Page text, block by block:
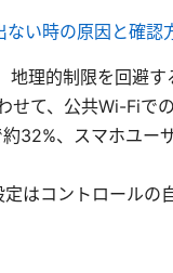
い時の原因と確認
地理的制限を回避す
せて、公共Wi-Fiで
32%、スマホユー
はコントロールの